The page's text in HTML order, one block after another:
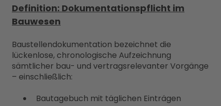
Definition: Dokumentationspflicht im
Bauwesen
Baustellendokumentation bezeichnet die
lückenlose, chronologische Aufzeichnung
sämtlicher bau- und vertragsrelevanter Vorgänge
– einschließlich:
Bautagebuch mit täglichen Einträgen